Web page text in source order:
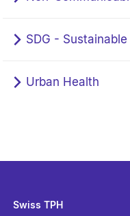
SDG -
Urban Health
Swiss TPH